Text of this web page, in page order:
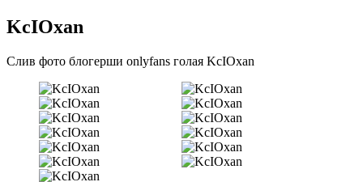
KcIOxan
Слив фото блогерши onlyfans голая KcIOxan